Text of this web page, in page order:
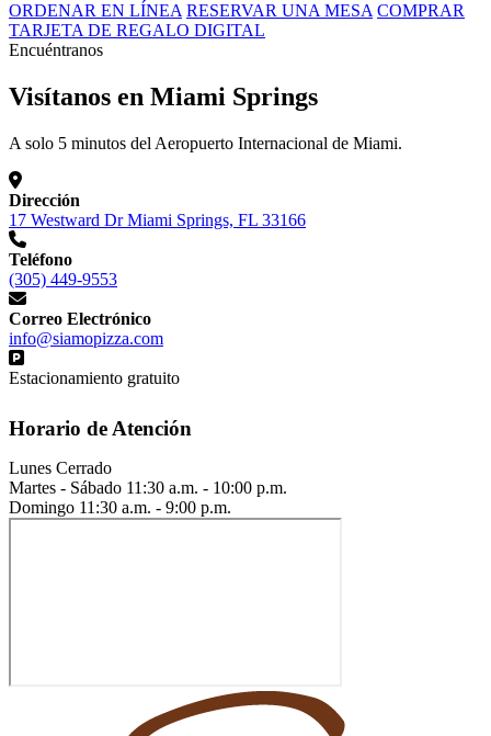
ORDENAR EN LÍNEA RESERVAR UNA MESA COMPRAR
TARJETA DE REGALO DIGITAL
Encuéntranos
Visítanos en Miami Springs
A solo 5 minutos del Aeropuerto Internacional de Miami.
Dirección
17 Westward Dr Miami Springs, FL 33166
Teléfono
(305) 449-9553
Correo Electrónico
info@siamopizza.com
Estacionamiento gratuito
Horario de Atención
Lunes Cerrado
Martes - Sábado 11:30 a.m. - 10:00 p.m.
Domingo 11:30 a.m. - 9:00 p.m.